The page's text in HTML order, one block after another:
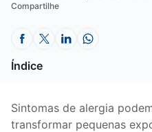
Compartilhe
Índice
Sintomas de alergia
transformar pequenas